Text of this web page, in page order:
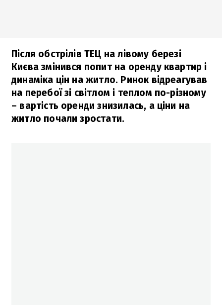
Після обстрілів ТЕЦ на лівому березі
Києва змінився попит на оренду квартир і
динаміка цін на житло. Ринок відреагував
на перебої зі світлом і теплом по-різному
– вартість оренди знизилась, а ціни на
житло почали зростати.